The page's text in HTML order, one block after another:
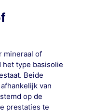
mineraal of
type basisolie
Beide
van
op de
prestaties te